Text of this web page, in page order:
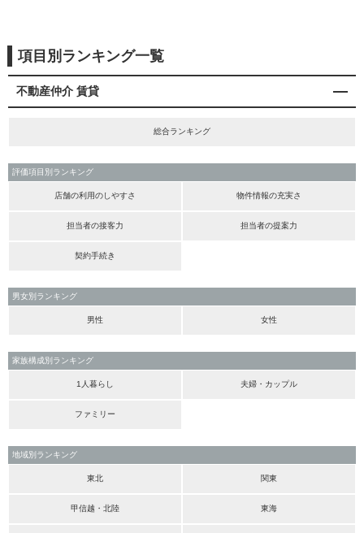
項目別ランキング一覧
不動産仲介 賃貸
総合ランキング
評価項目別ランキング
店舗の利用のしやすさ 物件情報の充実さ
担当者の接客力 担当者の提案力
契約手続き
男女別ランキング
男性 女性
家族構成別ランキング
1人暮らし 夫婦・カップル
ファミリー
地域別ランキング
東北 関東
甲信越・北陸 東海